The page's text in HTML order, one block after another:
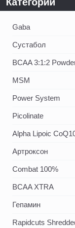
Gaba
Сустабол
BCAA 3:1:2
MSM
Power System
Picolinate
Alpha Lipoic
Артроксон
Combat 100%
BCAA XTRA
Гепамин
Rapidcuts